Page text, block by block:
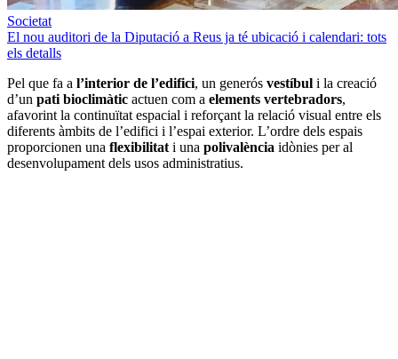
Societat
El nou auditori de la Diputació a Reus ja té ubicació i calendari: tots
els detalls
Pel que fa a l’interior de l’edifici, un generós vestíbul i la creació
d’un pati bioclimàtic actuen com a elements vertebradors,
afavorint la continuïtat espacial i reforçant la relació visual entre els
diferents àmbits de l’edifici i l’espai exterior. L’ordre dels espais
proporcionen una flexibilitat i una polivalència idònies per al
desenvolupament dels usos administratius.